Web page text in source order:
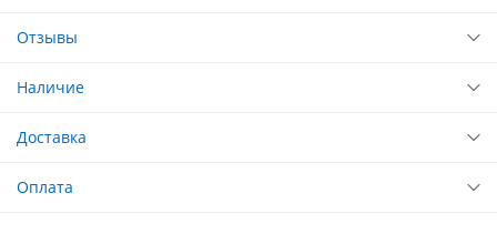
Отзывы
Наличие
Доставка
Оплата